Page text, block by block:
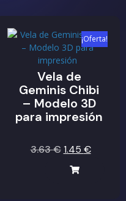
¡Oferta!
Vela de
Geminis Chibi
– Modelo 3D
para impresión
3.63€ 1.45 €